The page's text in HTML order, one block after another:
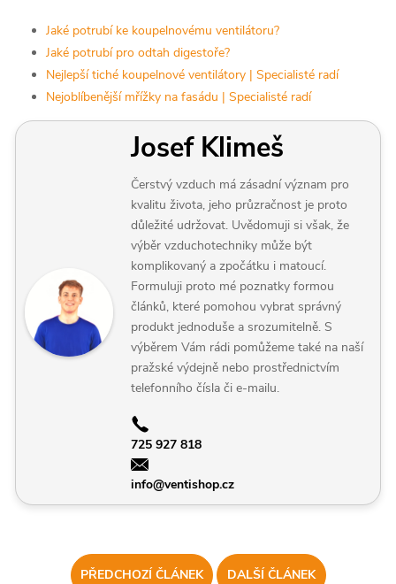
Jaké potrubí ke koupelnovému ventilátoru?
Jaké potrubí pro odtah digestoře?
Nejlepší tiché koupelnové ventilátory | Specialisté radí
Nejoblíbenější mřížky na fasádu | Specialisté radí
Josef Klimeš
Čerstvý vzduch má zásadní význam pro
kvalitu života, jeho průzračnost je proto
důležité udržovat. Uvědomuji si však, že
výběr vzduchotechniky může být
komplikovaný a zpočátku i matoucí.
Formuluji proto mé poznatky formou
článků, které pomohou vybrat správný
produkt jednoduše a srozumitelně. S
výběrem Vám rádi pomůžeme také na naší
pražské výdejně nebo prostřednictvím
telefonního čísla či e-mailu.
725 927 818
info@ventishop.cz
PŘEDCHOZÍ ČLÁNEK DALŠÍ ČLÁNEK